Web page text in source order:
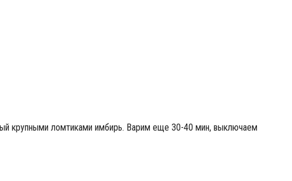
крупными ломтиками имбирь. Варим еще 30-40 мин, выключаем